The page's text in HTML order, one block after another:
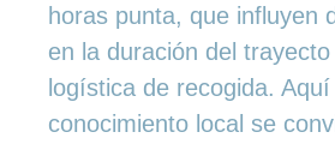
horas punta, que influyen
en la duración del
logística de recogida.
conocimiento local se